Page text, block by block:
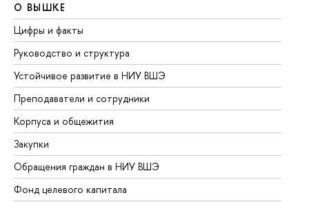
О ВЫШКЕ
Цифры и факты
Руководство и структура
Устойчивое развитие в НИУ ВШЭ
Преподаватели и сотрудники
Корпуса и общежития
Закупки
Обращения граждан в НИУ ВШЭ
Фонд целевого капитала